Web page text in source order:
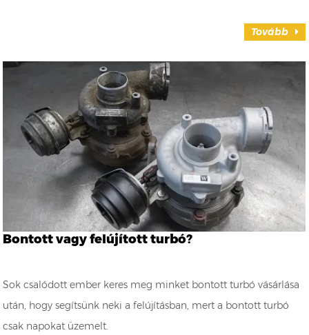
Tovább
Bontott vagy felújított turbó?
Sok csalódott ember keres meg minket bontott turbó vásárlása
után, hogy segítsünk neki a felújításban, mert a bontott turbó
csak napokat üzemelt.